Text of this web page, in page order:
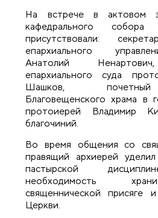
На встрече в актовом
кафедрального
присутствовали:
епархиального
Анатолий
епархиального суда
Шашков,
Благовещенского храма в
протоиерей Владимир
благочиний.
Во время общения со
правящий архиерей
пастырской
необходимость
священнической присяге
Церкви.